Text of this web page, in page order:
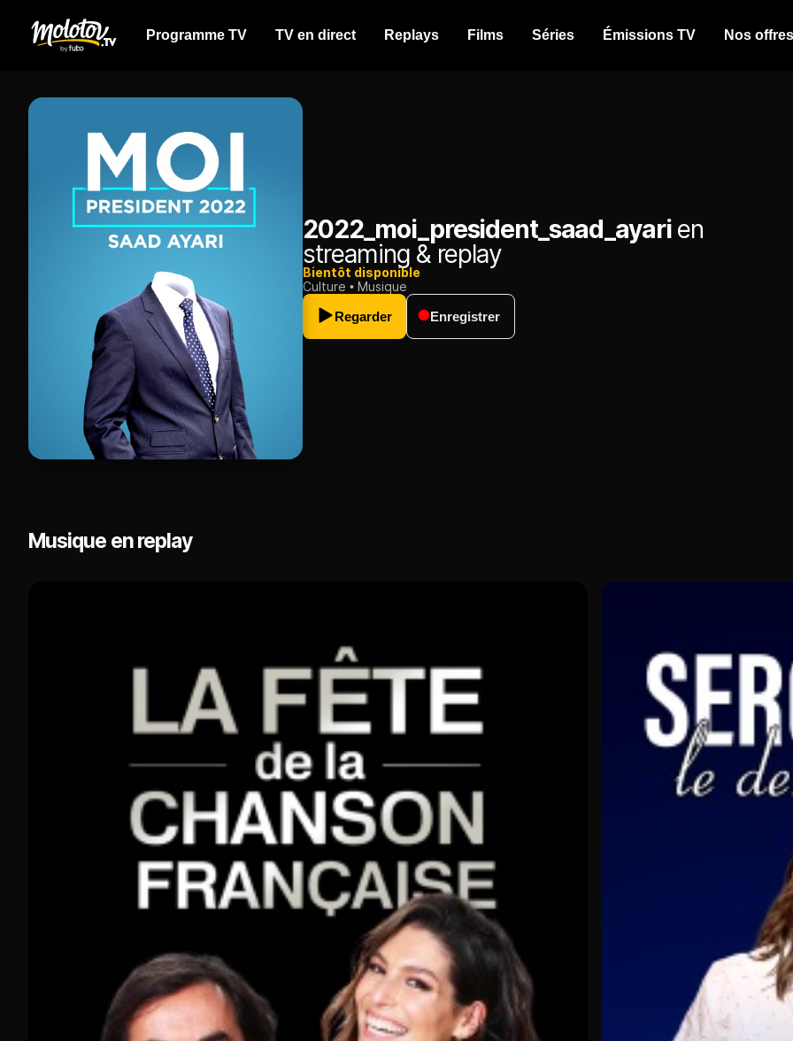
Programme TV TV en direct Replays Films Séries Émissions TV Nos offres
2022_moi_president_saad_ayarien
streaming & replay
Bientôt disponible
Culture
Musique
Regarder
Enregistrer
Musique en replay